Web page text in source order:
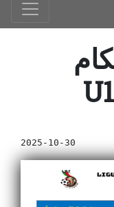
2025-10-30